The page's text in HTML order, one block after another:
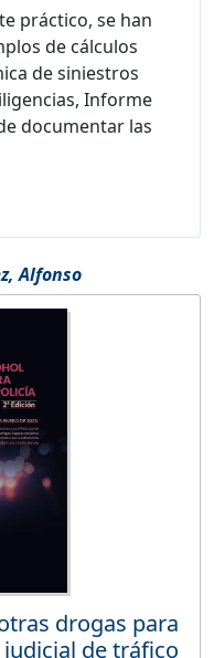
práctico, se han
de cálculos
de siniestros
Informe
documentar las
Alfonso
drogas para
de tráfico